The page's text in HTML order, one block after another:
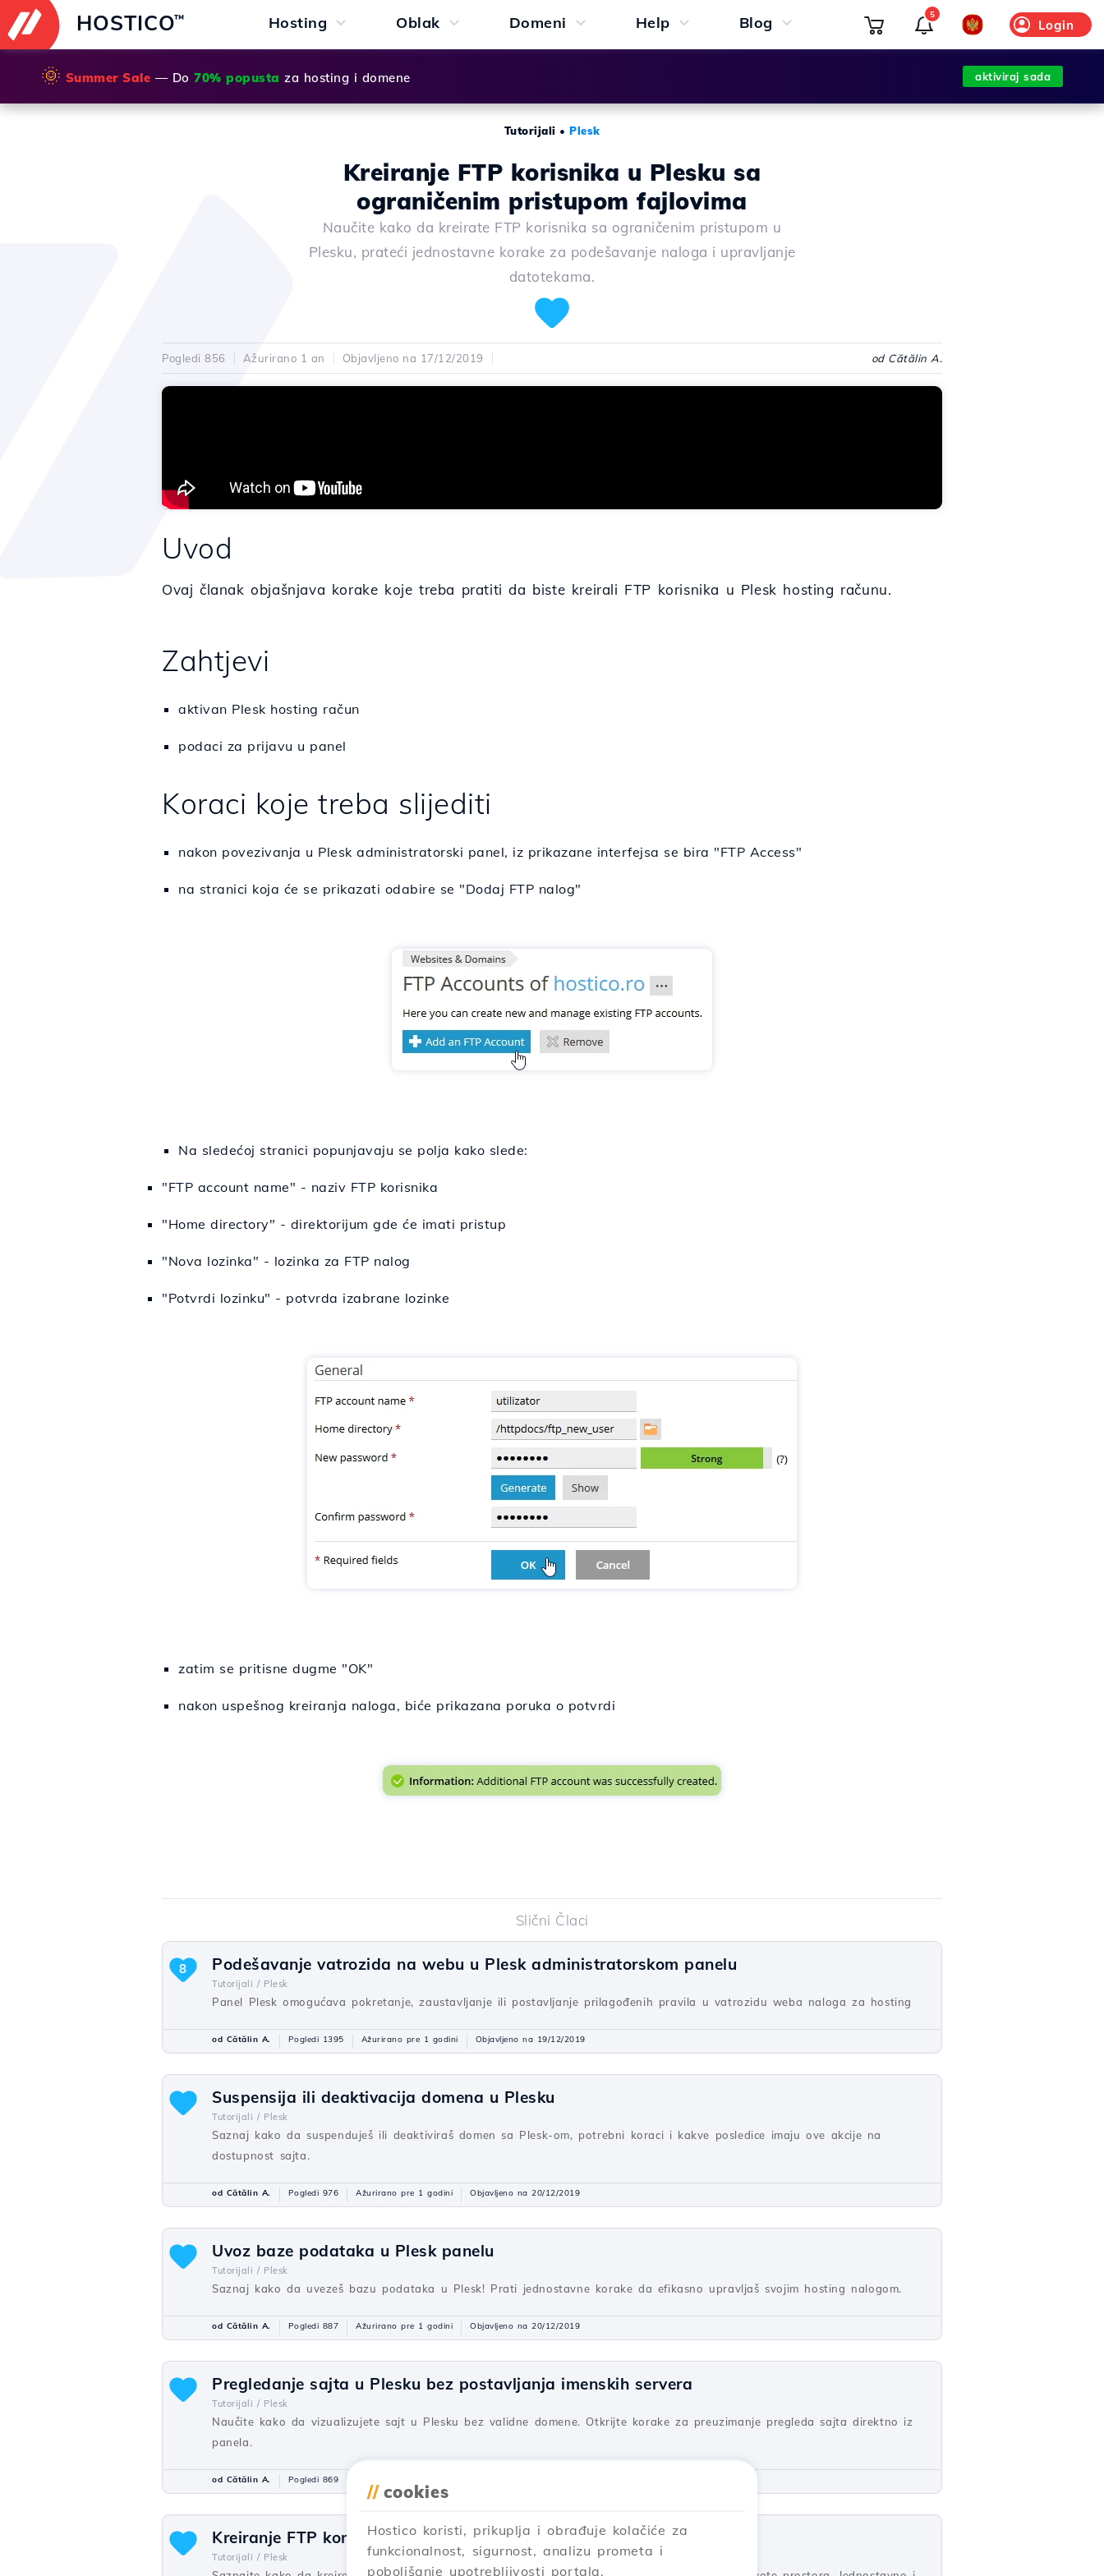
HOSTICO™ Hosting Oblak Domeni Help Blog Login
5
🌞 Summer Sale — Do 70% popusta za hosting i domene aktiviraj sada
Tutorijali • Plesk
Kreiranje FTP korisnika u Plesku sa
ograničenim pristupom fajlovima
Naučite kako da kreirate FTP korisnika sa ograničenim pristupom u
Plesku, prateći jednostavne korake za podešavanje naloga i upravljanje
datotekama.
Pogledi 856 Ažurirano 1 an Objavljeno na 17/12/2019 od Cătălin A.
Uvod
Ovaj članak objašnjava korake koje treba pratiti da biste kreirali FTP korisnika u Plesk hosting računu.
Zahtjevi
aktivan Plesk hosting račun
podaci za prijavu u panel
Koraci koje treba slijediti
nakon povezivanja u Plesk administratorski panel, iz prikazane interfejsa se bira "FTP Access"
na stranici koja će se prikazati odabire se "Dodaj FTP nalog"
Na sledećoj stranici popunjavaju se polja kako slede:
"FTP account name" - naziv FTP korisnika
"Home directory" - direktorijum gde će imati pristup
"Nova lozinka" - lozinka za FTP nalog
"Potvrdi lozinku" - potvrda izabrane lozinke
zatim se pritisne dugme "OK"
nakon uspešnog kreiranja naloga, biće prikazana poruka o potvrdi
Slični Člaci
Podešavanje vatrozida na webu u Plesk administratorskom panelu
Tutorijali / Plesk
Panel Plesk omogućava pokretanje, zaustavljanje ili postavljanje prilagođenih pravila u vatrozidu weba naloga za hosting
8
od Cătălin A. Pogledi 1395 Ažurirano pre 1 godini Objavljeno na 19/12/2019
Suspensija ili deaktivacija domena u Plesku
Tutorijali / Plesk
Saznaj kako da suspenduješ ili deaktiviraš domen sa Plesk-om, potrebni koraci i kakve posledice imaju ove akcije na
dostupnost sajta.
od Cătălin A. Pogledi 976 Ažurirano pre 1 godini Objavljeno na 20/12/2019
Uvoz baze podataka u Plesk panelu
Tutorijali / Plesk
Saznaj kako da uvezeš bazu podataka u Plesk! Prati jednostavne korake da efikasno upravljaš svojim hosting nalogom.
od Cătălin A. Pogledi 887 Ažurirano pre 1 godini Objavljeno na 20/12/2019
Pregledanje sajta u Plesku bez postavljanja imenskih servera
Tutorijali / Plesk
Naučite kako da vizualizujete sajt u Plesku bez validne domene. Otkrijte korake za preuzimanje pregleda sajta direktno iz
panela.
od Cătălin A. Pogledi 869
Kreiranje FTP korisnika u Plesku
Tutorijali / Plesk
// cookies
Hostico koristi, prikuplja i obrađuje kolačiće za
funkcionalnost, sigurnost, analizu prometa i
poboljšanje upotrebljivosti portala.